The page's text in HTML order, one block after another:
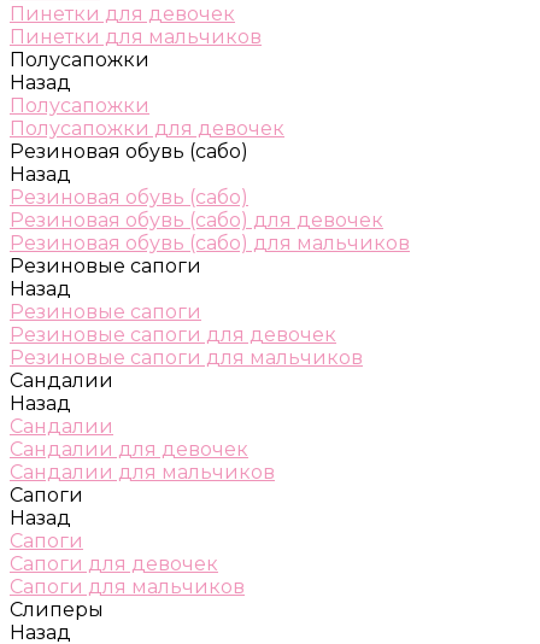
Пинетки для девочек
Пинетки для мальчиков
Полусапожки
Назад
Полусапожки
Полусапожки для девочек
Резиновая обувь (сабо)
Назад
Резиновая обувь (сабо)
Резиновая обувь (сабо) для девочек
Резиновая обувь (сабо) для мальчиков
Резиновые сапоги
Назад
Резиновые сапоги
Резиновые сапоги для девочек
Резиновые сапоги для мальчиков
Сандалии
Назад
Сандалии
Сандалии для девочек
Сандалии для мальчиков
Сапоги
Назад
Сапоги
Сапоги для девочек
Сапоги для мальчиков
Слиперы
Назад